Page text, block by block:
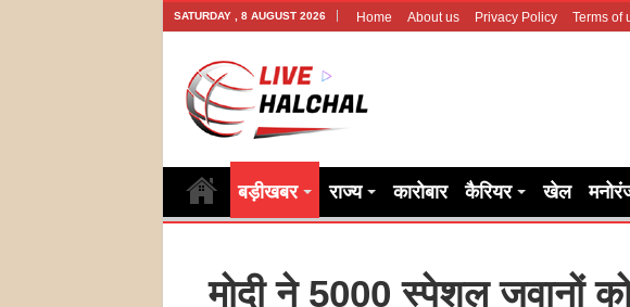
SATURDAY , 8 AUGUST 2026 Home About us Privacy Policy Terms of
बड़ीखबर राज्य कारोबार कैरियर खेल
मोदी ने 5000 स्पेशल जवानों